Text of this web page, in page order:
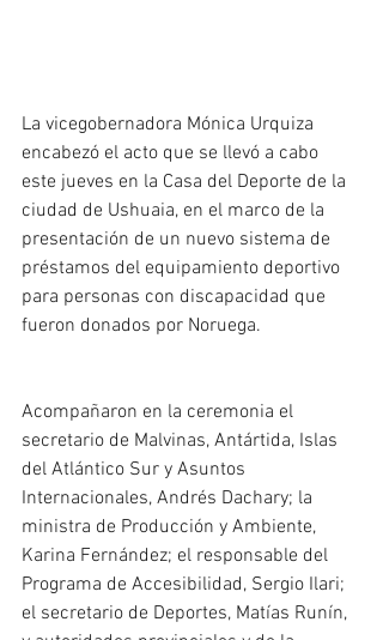
La vicegobernadora Mónica Urquiza
encabezó el acto que se llevó a cabo
este jueves en la Casa del Deporte de la
ciudad de Ushuaia, en el marco de la
presentación de un nuevo sistema de
préstamos del equipamiento deportivo
para personas con discapacidad que
fueron donados por Noruega.
Acompañaron en la ceremonia el
secretario de Malvinas, Antártida, Islas
del Atlántico Sur y Asuntos
Internacionales, Andrés Dachary; la
ministra de Producción y Ambiente,
Karina Fernández; el responsable del
Programa de Accesibilidad, Sergio Ilari;
el secretario de Deportes, Matías Runín,